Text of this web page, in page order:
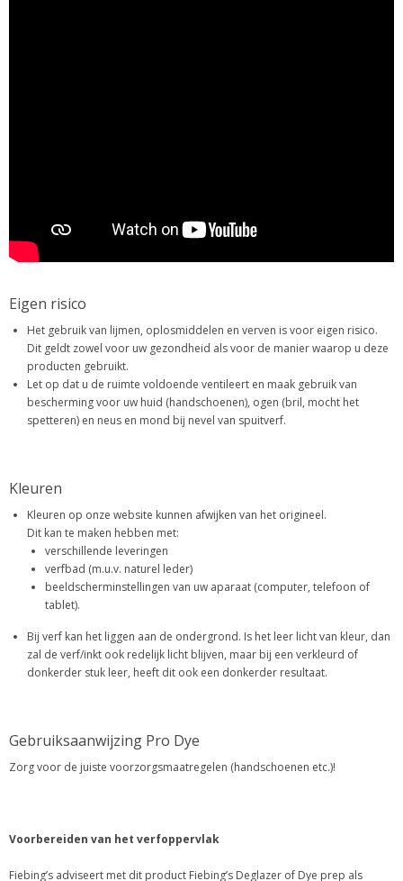
Eigen risico
Het gebruik van lijmen, oplosmiddelen en verven is voor eigen risico.
Dit geldt zowel voor uw gezondheid als voor de manier waarop u deze
producten gebruikt.
Let op dat u de ruimte voldoende ventileert en maak gebruik van
bescherming voor uw huid (handschoenen), ogen (bril, mocht het
spetteren) en neus en mond bij nevel van spuitverf.
Kleuren
Kleuren op onze website kunnen afwijken van het origineel.
Dit kan te maken hebben met:
verschillende leveringen
verfbad (m.u.v. naturel leder)
beeldscherminstellingen van uw aparaat (computer, telefoon of
tablet).
Bij verf kan het liggen aan de ondergrond. Is het leer licht van kleur, dan
zal de verf/inkt ook redelijk licht blijven, maar bij een verkleurd of
donkerder stuk leer, heeft dit ook een donkerder resultaat.
Gebruiksaanwijzing Pro Dye
Zorg voor de juiste voorzorgsmaatregelen (handschoenen etc.)!
Voorbereiden van het verfoppervlak
Fiebing’s adviseert met dit product Fiebing’s Deglazer of Dye prep als